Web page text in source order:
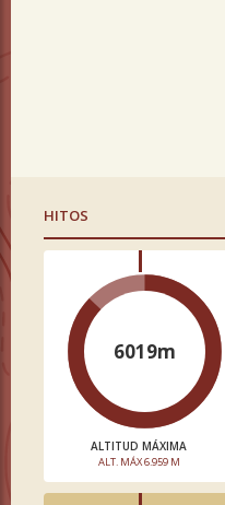
HITOS
6019m
ALTITUD MÁXIMA
ALT. MÁX 6.959 M